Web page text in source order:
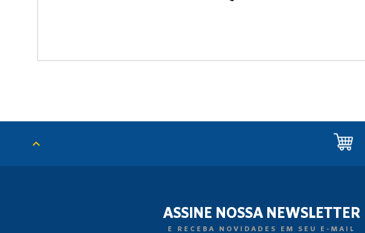
ASSINE NOSSA NEWSLETTER
E RECEBA NOVIDADES EM SEU E-MAIL